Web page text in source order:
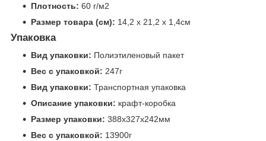
Плотность: 60 г/м2
Размер товара (см): 14,2 х 21,2 х 1,4см
Упаковка
Вид упаковки: Полиэтиленовый пакет
Вес с упаковкой: 247г
Вид упаковки: Транспортная упаковка
Описание упаковки: крафт-коробка
Размер упаковки: 388x327x242мм
Вес с упаковкой: 13900г